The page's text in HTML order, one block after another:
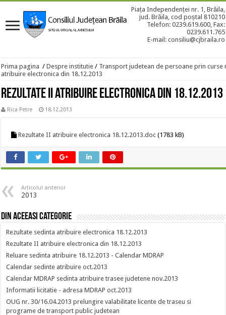
Piața Independenței nr. 1, Brăila,
jud. Brăila, cod poștal 810210
Telefon: 0239.619.600, Fax:
0239.611.765
E-mail: consiliu@cjbraila.ro
Prima pagina / Despre institutie / Transport judetean de persoane prin curse
atribuire electronica din 18.12.2013
Rezultate II atribuire electronica din 18.12.2013
Rica Petre 18.12.2013
Rezultate II atribuire electronica 18.12.2013.doc (1783 kB)
Articolul anterior
2013
Din aceeasi categorie
Rezultate sedinta atribuire electronica 18.12.2013
Rezultate II atribuire electronica din 18.12.2013
Reluare sedinta atribuire 18.12.2013 - Calendar MDRAP
Calendar sedinte atribuire oct.2013
Calendar MDRAP sedinta atribuire trasee judetene nov.2013
Informatii licitatie - adresa MDRAP oct.2013
OUG nr. 30/16.04.2013 prelungire valabilitate licente de traseu si
programe de transport public judetean